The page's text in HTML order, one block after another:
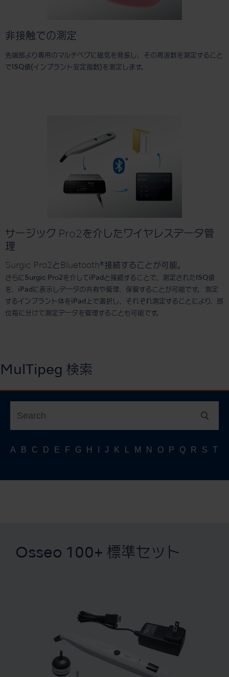
非接触での測定
先端部より専用のマルチペグに磁気を発振し、その周波数を測定すること
でISQ値(インプラント安定指数)を測定します。
サージック Pro2を介したワイヤレスデータ管
理
Surgic Pro2とBluetooth®接続することが可能。
さらにSurgic Pro2を介してiPadと接続することで、測定されたISQ値
を、iPadに表示しデータの共有や管理、保管することが可能です。 測定
するインプラント体をiPad上で選択し、それぞれ測定することにより、部
位毎に分けて測定データを管理することも可能です。
MulTipeg 検索
Osseo 100+ 標準セット